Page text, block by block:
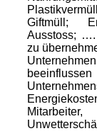
Giftmüll;
Ausstoss; ….
zu